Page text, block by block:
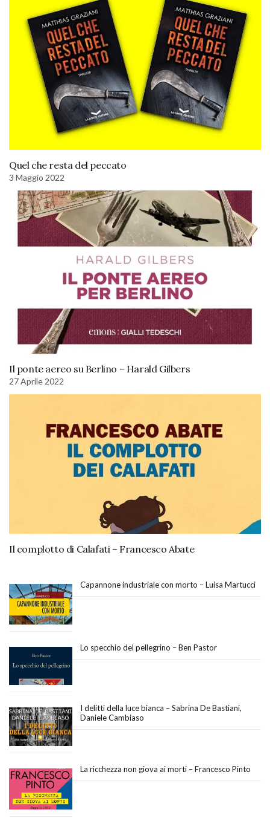
Quel che resta del peccato
3 Maggio 2022
Il ponte aereo su Berlino – Harald Gilbers
27 Aprile 2022
Il complotto di Calafati – Francesco Abate
Capannone industriale con morto – Luisa Martucci
Lo specchio del pellegrino – Ben Pastor
I delitti della luce bianca – Sabrina De Bastiani,
Daniele Cambiaso
La ricchezza non giova ai morti – Francesco Pinto